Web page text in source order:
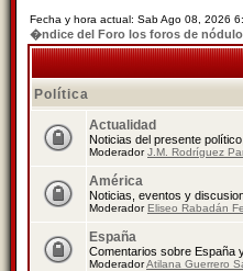
Fecha y hora actual: Sab Ago 08, 2026
�ndice del Foro los foros de nódulo
Política
Actualidad
Noticias del presente
ModeradorJ.M. Rodríguez
América
Noticias, eventos y
ModeradorEliseo Rabadán
España
Comentarios sobre España
ModeradorAtilana Guerrero